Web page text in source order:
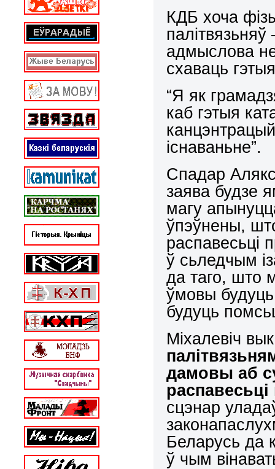
КДБ хоча
адмыслова
схаваць
“Я як
каб гэтыя
існаваньне”.
Спадар
заява будзе
магу
ўпэўнены,
распавесьці
ў сьледчым
да таго, што
ўмовы
будуць
Міхалевіч
дамовы аб
распавесьці
сцэнар
Беларусь да
ў чым